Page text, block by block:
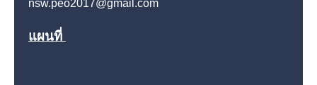
nsw.peo2017@gmail.com
แผนที่